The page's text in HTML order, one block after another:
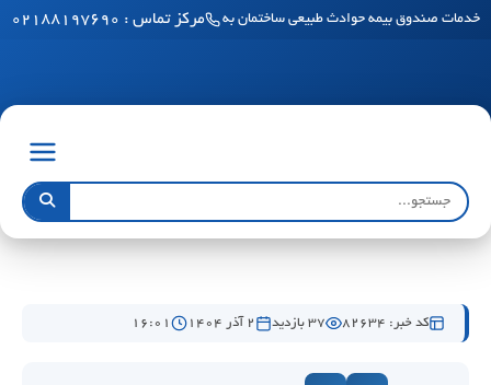
خدمات صندوق بیمه حوادث طبیعی ساختمان به مناطق آزاد رسید
مرکز تماس : ۰۲۱۸۸۱۹۷۶۹۰
کد خبر: 82634 37 بازدید ۲ آذر ۱۴۰۴ ۱۶:۰۱